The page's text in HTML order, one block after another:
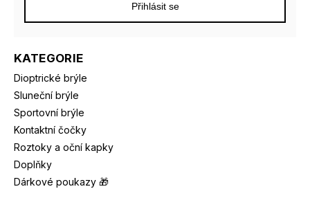
KATEGORIE
Dioptrické brýle
Sluneční brýle
Sportovní brýle
Kontaktní čočky
Roztoky a oční kapky
Doplňky
Dárkové poukazy 🎁
Přihlásit se